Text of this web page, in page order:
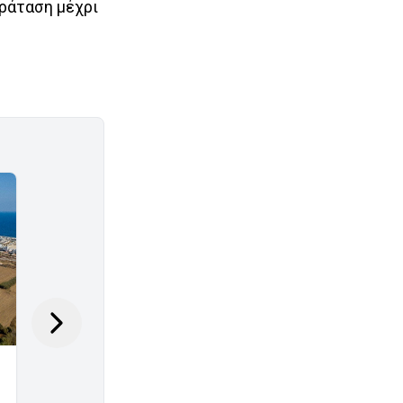
μέχρι